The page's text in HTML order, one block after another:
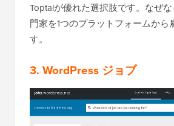
Toptalが優れた選択肢です。なぜ
門家を1つのプラットフォームから
す。
3. WordPress ジョブ